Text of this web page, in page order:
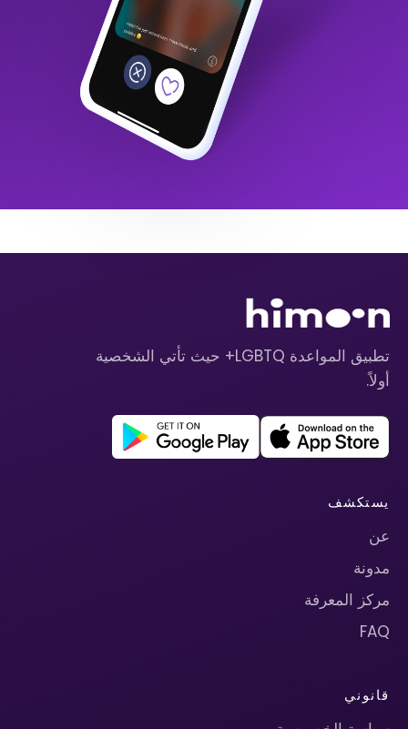
تطبيق المواعدة LGBTQ+ حيث تأتي الشخصية
أولاً.
يستكشف
عن
مدونة
مركز المعرفة
FAQ
قانوني